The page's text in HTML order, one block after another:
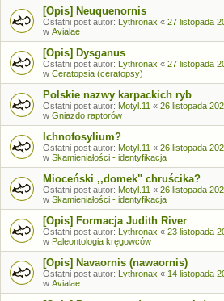
[Opis] Neuquenornis
Ostatni post autor: Lythronax « 27 listopada
w Avialae
[Opis] Dysganus
Ostatni post autor: Lythronax « 27 listopada
w Ceratopsia (ceratopsy)
Polskie nazwy karpackich ryb
Ostatni post autor: Motyl.11 « 26 listopada
w Gniazdo raptorów
Ichnofosylium?
Ostatni post autor: Motyl.11 « 26 listopada
w Skamieniałości - identyfikacja
Mioceński ,,domek" chruścika?
Ostatni post autor: Motyl.11 « 26 listopada
w Skamieniałości - identyfikacja
[Opis] Formacja Judith River
Ostatni post autor: Lythronax « 23 listopada
w Paleontologia kręgowców
[Opis] Navaornis (nawaornis)
Ostatni post autor: Lythronax « 14 listopada
w Avialae